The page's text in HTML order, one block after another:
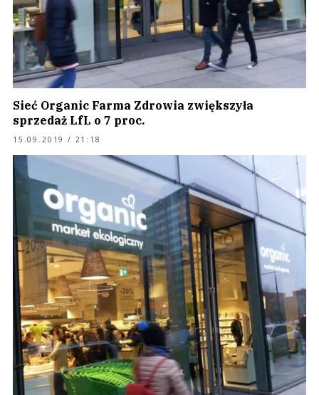
Sieć Organic Farma Zdrowia zwiększyła
sprzedaż LfL o 7 proc.
15.09.2019 / 21:18